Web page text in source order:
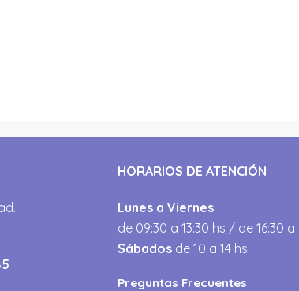
HORARIOS DE ATENCIÓN
Lunes a Viernes
de 09:30 a 13:30 hs / de 16:30 a
Sábados de 10 a 14 hs
Preguntas Frecuentes